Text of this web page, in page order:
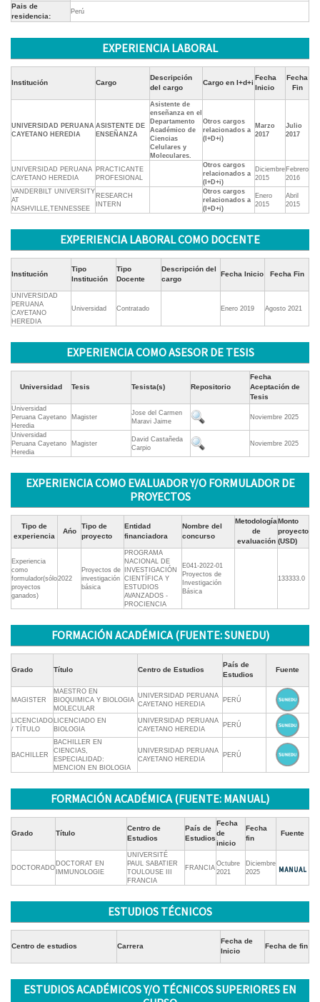
Pais de
residencia:
Perú
EXPERIENCIA LABORAL
Institución Cargo
Descripción
del cargo
Cargo en I+d+i
Fecha
Inicio
Fecha
Fin
UNIVERSIDAD PERUANA
CAYETANO HEREDIA
ASISTENTE DE
ENSEÑANZA
Asistente de
enseñanza en el
Departamento
Académico de
Ciencias
Celulares y
Moleculares.
Otros cargos
relacionados a
(I+D+i)
Marzo
2017
Julio
2017
UNIVERSIDAD PERUANA
CAYETANO HEREDIA
PRACTICANTE
PROFESIONAL
Otros cargos
relacionados a
(I+D+i)
Diciembre
2015
Febrero
2016
VANDERBILT UNIVERSITY
AT
NASHVILLE,TENNESSEE
RESEARCH
INTERN
Otros cargos
relacionados a
(I+D+i)
Enero
2015
Abril
2015
EXPERIENCIA LABORAL COMO DOCENTE
Institución
Tipo
Institución
Tipo
Docente
Descripción del
cargo
Fecha Inicio Fecha Fin
UNIVERSIDAD
PERUANA
CAYETANO
HEREDIA
Universidad Contratado Enero 2019 Agosto 2021
EXPERIENCIA COMO ASESOR DE TESIS
Universidad Tesis Tesista(s) Repositorio
Fecha
Aceptación de
Tesis
Universidad
Peruana Cayetano
Heredia
Magister
Jose del Carmen
Maravi Jaime
Noviembre 2025
Universidad
Peruana Cayetano
Heredia
Magister
David Castañeda
Carpio
Noviembre 2025
EXPERIENCIA COMO EVALUADOR Y/O FORMULADOR DE
PROYECTOS
Tipo de
experiencia
Ańo
Tipo de
proyecto
Entidad
financiadora
Nombre del
concurso
Metodología
de
evaluación
Monto
proyecto
(USD)
Experiencia
como
formulador(sólo
proyectos
ganados)
2022
Proyectos de
investigación
básica
PROGRAMA
NACIONAL DE
INVESTIGACIÓN
CIENTÍFICA Y
ESTUDIOS
AVANZADOS -
PROCIENCIA
E041-2022-01
Proyectos de
Investigación
Básica
133333.0
FORMACIÓN ACADÉMICA (FUENTE: SUNEDU)
Grado Título Centro de Estudios
País de
Estudios
Fuente
MAGISTER
MAESTRO EN
BIOQUIMICA Y BIOLOGIA
MOLECULAR
UNIVERSIDAD PERUANA
CAYETANO HEREDIA
PERÚ
LICENCIADO
/ TÍTULO
LICENCIADO EN
BIOLOGIA
UNIVERSIDAD PERUANA
CAYETANO HEREDIA
PERÚ
BACHILLER
BACHILLER EN
CIENCIAS,
ESPECIALIDAD:
MENCION EN BIOLOGIA
UNIVERSIDAD PERUANA
CAYETANO HEREDIA
PERÚ
FORMACIÓN ACADÉMICA (FUENTE: MANUAL)
Grado Título
Centro de
Estudios
País de
Estudios
Fecha
de
inicio
Fecha
fin
Fuente
DOCTORADO
DOCTORAT EN
IMMUNOLOGIE
UNIVERSITÉ
PAUL SABATIER
TOULOUSE III
FRANCIA
FRANCIA
Octubre
2021
Diciembre
2025
ESTUDIOS TÉCNICOS
Centro de estudios Carrera
Fecha de
Inicio
Fecha de fin
ESTUDIOS ACADÉMICOS Y/O TÉCNICOS SUPERIORES EN